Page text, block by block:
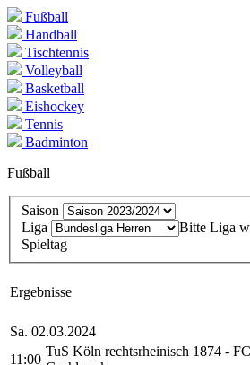
Fußball
Handball
Tischtennis
Volleyball
Basketball
Eishockey
Tennis
Badminton
Fußball
Sai­son
Li­ga
Bitte Liga
Spiel­tag
Er­geb­nis­se
Sa. 02.03.2024
11:00
TuS Köln rechtsrheinisch 1874 -